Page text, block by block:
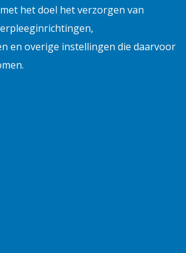
het doel het verzorgen van
en overige instellingen die daarvoor